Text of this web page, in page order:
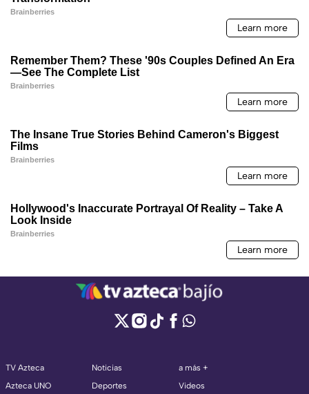
TV Azteca
Azteca UNO
Noticias
Deportes
a más +
Videos